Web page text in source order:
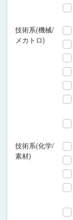
技術系(機械/
メカトロ)
技術系(化学/
素材)